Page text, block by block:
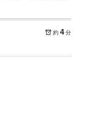
約 4分